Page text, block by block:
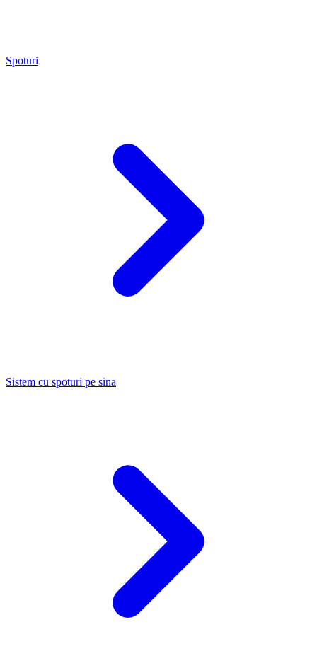
Spoturi
Sistem cu spoturi pe sina